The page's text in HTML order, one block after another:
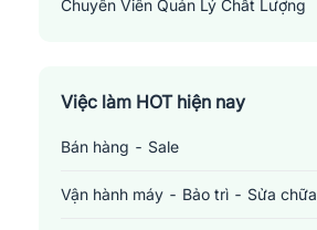
Chuyên Viên Quản Lý Chất Lượng
Việc làm HOT hiện nay
Bán hàng - Sale
Vận hành máy - Bảo trì - Sửa chữa